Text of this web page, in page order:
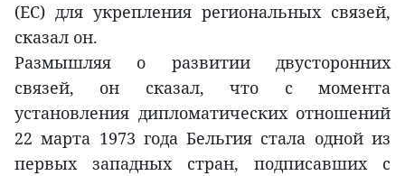
(ЕС) для укрепления региональных связей,
сказал он.
Размышляя о развитии двусторонних
связей, он сказал, что с момента
установления дипломатических отношений
22 марта 1973 года Бельгия стала одной из
первых западных стран, подписавших с